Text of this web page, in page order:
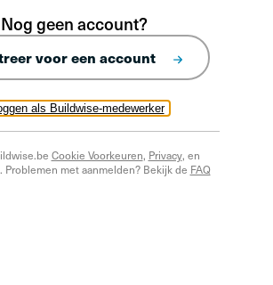
als Buildwise-medewerker
Nog geen account?
voor een account
Cookie Voorkeuren, Privacy, en
. Problemen met aanmelden? Bekijk de FAQ